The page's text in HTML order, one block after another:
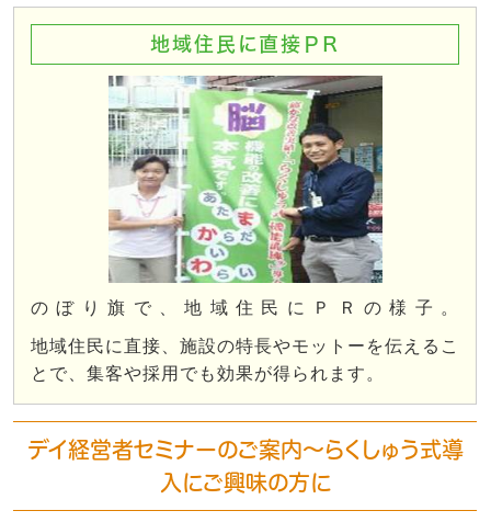
地域住民に直接ＰＲ
のぼり旗で、地域住民にＰＲの様子。
地域住民に直接、施設の特長やモットーを伝えるこ
とで、集客や採用でも効果が得られます。
デイ経営者セミナーのご案内～らくしゅう式導
入にご興味の方に